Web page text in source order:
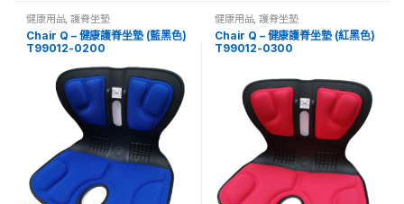
健康用品,護脊坐墊
Chair Q – 健康護脊坐墊 (藍黑色)
T99012-0200
健康用品,護脊坐墊
Chair Q – 健康護脊坐墊 (紅黑色)
T99012-0300